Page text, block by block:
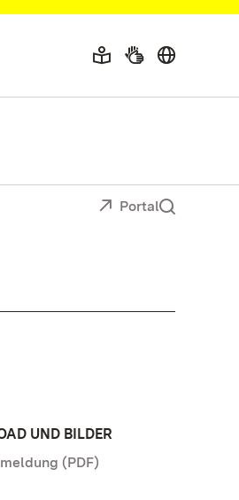
Portal
UND BILDER
(PDF)